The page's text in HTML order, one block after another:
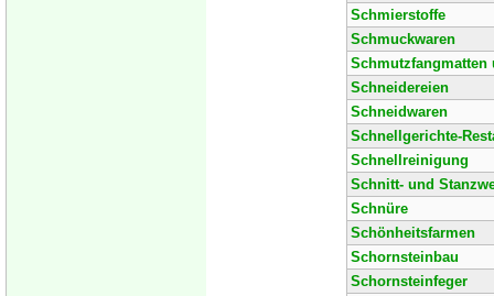
Schmierstoffe
Schmuckwaren
Schmutzfangmatten
Schneidereien
Schneidwaren
Schnellgerichte-
Schnellreinigung
Schnitt- und
Schnüre
Schönheitsfarmen
Schornsteinbau
Schornsteinfeger